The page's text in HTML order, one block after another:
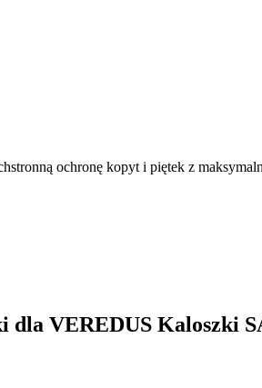
ochronę kopyt i piętek z
dla VEREDUS Kaloszki